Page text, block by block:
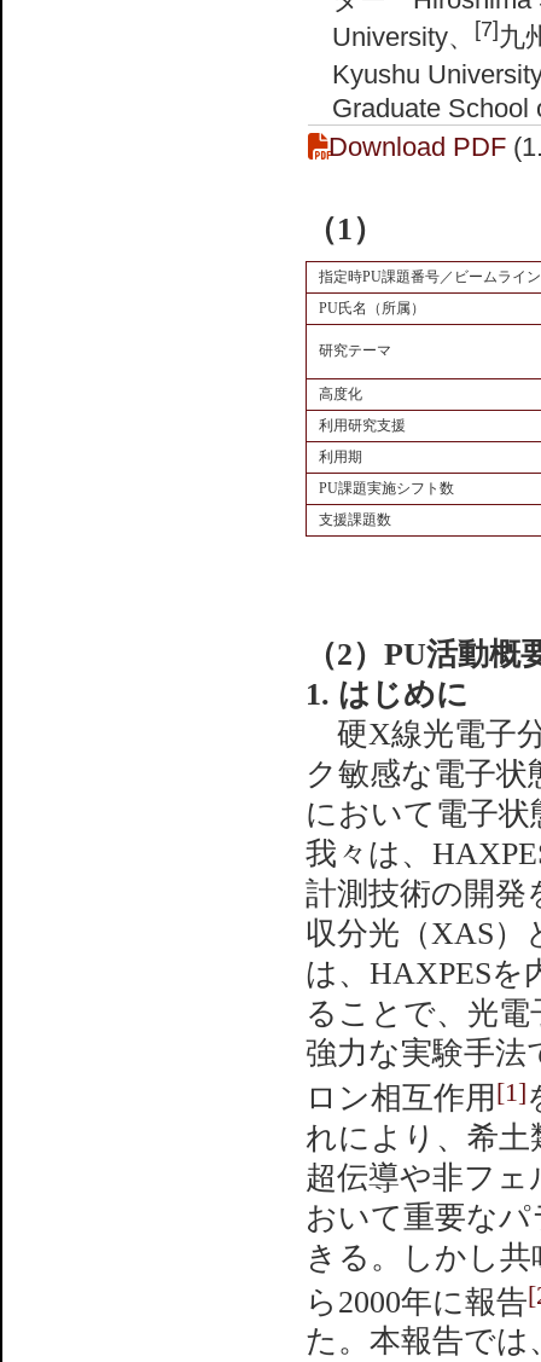
University、
[7] 九
Kyushu
Graduate School
Download PDF
（1）
指定時PU課題番号／ビームライン
PU氏名（所属）
研究テーマ
高度化
利用研究支援
利用期
PU課題実施シフト数
支援課題数
（2）PU活動概
1. はじめに
硬X線光電子
ク敏感な電子
において電子
我々は、
計測技術の開発
収分光（XAS）
は、HAXPESを
ることで、光
強力な実験手法
ロン相互作用 [1]
れにより、希土
超伝導や非フェ
おいて重要な
きる。しかし
ら2000年に報告
た。本報告では